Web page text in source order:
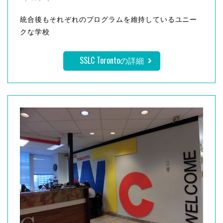
統合後もそれぞれのプログラムを維持しているユニー
クな学校
SSLC Torontoの詳細